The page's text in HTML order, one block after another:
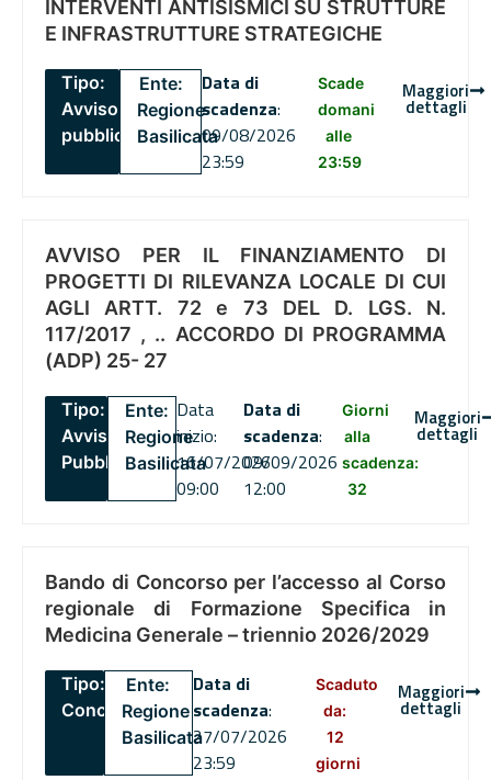
INTERVENTI ANTISISMICI SU STRUTTURE
E INFRASTRUTTURE STRATEGICHE
Tipo:
Avviso
pubblico
Ente:
Regione
Basilicata
Data di
scadenza:
09/08/2026
23:59
Scade
domani
alle
23:59
Maggiori
dettagli
AVVISO PER IL FINANZIAMENTO DI
PROGETTI DI RILEVANZA LOCALE DI CUI
AGLI ARTT. 72 e 73 DEL D. LGS. N.
117/2017 , .. ACCORDO DI PROGRAMMA
(ADP) 25- 27
Tipo:
Avviso
Pubblico
Ente:
Regione
Basilicata
Data
inizio:
16/07/2026
09:00
Data di
scadenza:
09/09/2026
12:00
Giorni
alla
scadenza:
32
Maggiori
dettagli
Bando di Concorso per l’accesso al Corso
regionale di Formazione Specifica in
Medicina Generale – triennio 2026/2029
Tipo:
Concorsi
Ente:
Regione
Basilicata
Data di
scadenza:
27/07/2026
23:59
Scaduto
da:
12
giorni
Maggiori
dettagli